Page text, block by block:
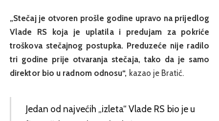
„Stečaj je otvoren prošle godine upravo na prijedlog
Vlade RS koja je uplatila i predujam za pokriće
troškova stečajnog postupka. Preduzeće nije radilo
tri godine prije otvaranja stečaja, tako da je samo
direktor bio u radnom odnosu“, kazao je Bratić.
Jedan od najvećih „izleta“ Vlade RS bio je u